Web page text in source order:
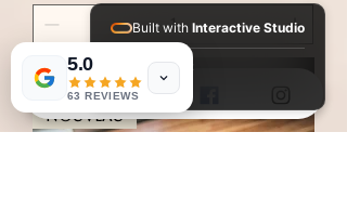
Agregar al carrito
Nouveau
5.0
63 REVIEWS
Built with Interactive Studio
Installed Apps:
• Aura Suite